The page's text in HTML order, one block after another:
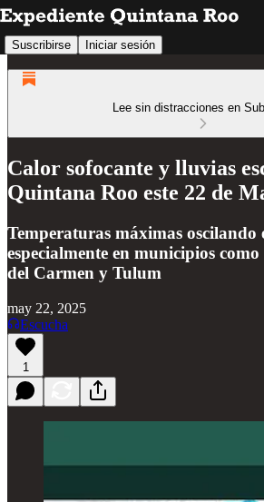
Suscribirse Iniciar sesión
Lee sin distracciones en
Calor sofocante y lluvias
Quintana Roo este 22 de
Temperaturas máximas oscilando
especialmente en municipios
del Carmen y Tulum
may 22, 2025
Escucha
1